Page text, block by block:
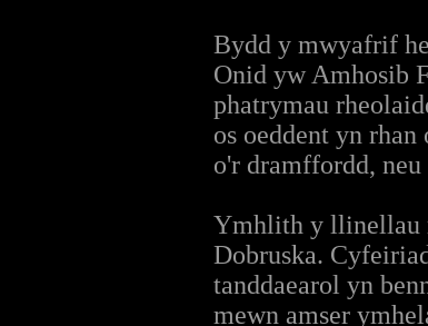
Bydd y mwyafrif
Onid yw Amhosib
phatrymau
os oeddent yn
o'r dramffordd,
Ymhlith y llinellau
Dobruska.
tanddaearol yn
mewn amser